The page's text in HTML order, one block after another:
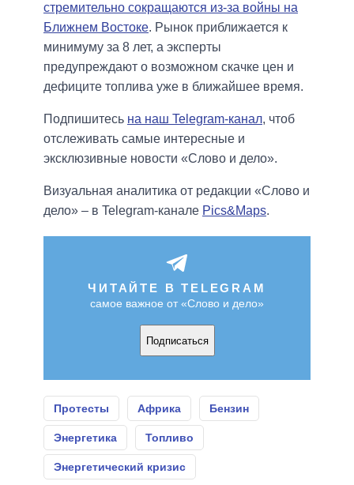
стремительно сокращаются из-за войны на
Ближнем Востоке. Рынок приближается к
минимуму за 8 лет, а эксперты
предупреждают о возможном скачке цен и
дефиците топлива уже в ближайшее время.
Подпишитесь на наш Telegram-канал, чтоб
отслеживать самые интересные и
эксклюзивные новости «Слово и дело».
Визуальная аналитика от редакции «Слово и
дело» – в Telegram-канале Pics&Maps.
ЧИТАЙТЕ В TELEGRAM
самое важное от «Слово и дело»
Подписаться
Протесты Африка Бензин
Энергетика Топливо
Энергетический кризис